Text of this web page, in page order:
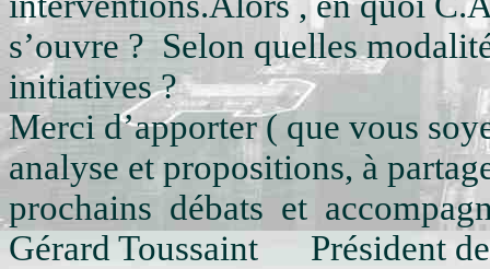
s’ouvre ? Selon quelles
initiatives ?
Merci d’apporter ( que vous
analyse et propositions, à
prochains débats et
Gérard Toussaint Président de